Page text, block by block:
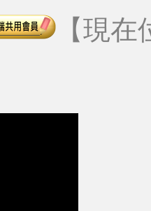
【現